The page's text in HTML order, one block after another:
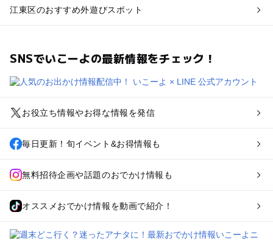
江東区のおすすめ外遊びスポット
SNSでいこーよの最新情報をチェック！
お役立ち情報やお得な情報を発信
毎日更新！旬イベント&お得情報も
無料招待企画や話題のおでかけ情報も
オススメおでかけ情報を動画で紹介！